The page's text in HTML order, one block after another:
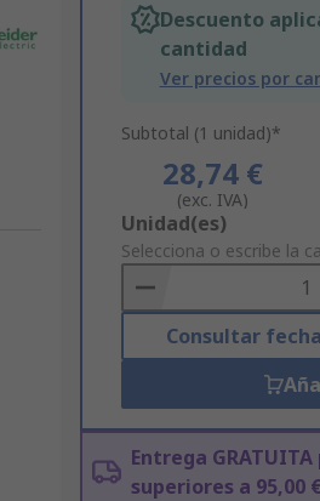
Descuento
cantidad
Ver precios por
Subtotal (1 unidad)*
28,74 €
(exc. IVA)
Add
to
Basket
Unidad(es)
Selecciona o escribe la
Consultar
Entrega
superiores a 95,00 €